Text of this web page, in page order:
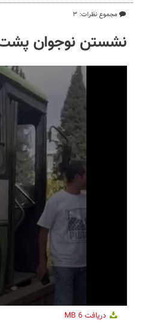
مجموع نظرات: ۳
نشستن نوجوان پشت
دریافت 6 MB
داری برای فروش؟ با کارنامه به بهترین
قیمت بفروش!